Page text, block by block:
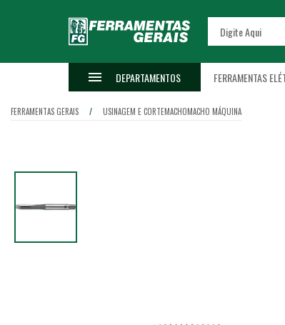
DEPARTAMENTOS FERRAMENTAS
FERRAMENTAS GERAIS USINAGEM E CORTEMACHOMACHO MÁQUINA